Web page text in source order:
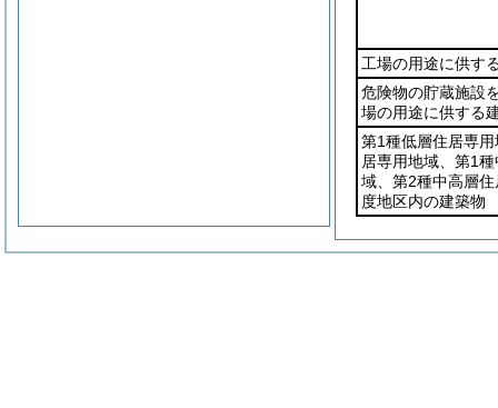
工場の用途に供す
危険物の貯蔵施設
場の用途に供する
第1種低層住居専
居専用地域、第1
域、第2種中高層
度地区内の建築物